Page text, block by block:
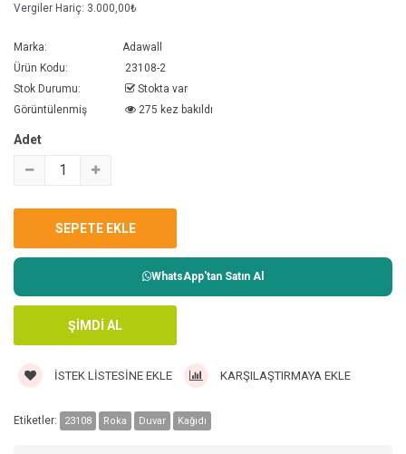
Vergiler Hariç: 3.000,00₺
Marka:
Adawall
Ürün Kodu:
23108-2
Stok Durumu:
Stokta var
Görüntülenmiş
275 kez bakıldı
Adet
WhatsApp'tan Satın Al
İSTEK LISTESINE EKLE KARŞILAŞTIRMAYA EKLE
Etiketler: 23108 Roka Duvar Kağıdı